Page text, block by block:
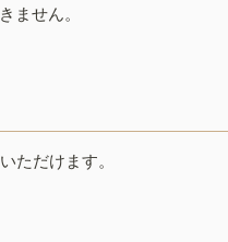
ません。
ただけます。